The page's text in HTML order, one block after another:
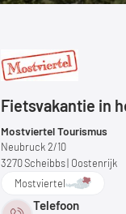
Fietsvakantie in
Mostviertel Tourismus
Neubruck 2/10
3270Scheibbs| Oostenrijk
Mostviertel
Telefoon